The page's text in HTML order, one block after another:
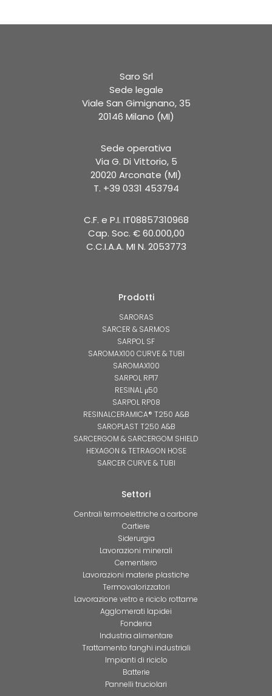
Saro Srl
Sede legale
Viale San Gimignano, 35
20146 Milano (MI)
Sede operativa
Via G. Di Vittorio, 5
20020 Arconate (MI)
T. +39 0331 453794
C.F. e P.I. IT08857310968
Cap. Soc. € 60.000,00
C.C.I.A.A. MI N. 2053773
Prodotti
SARORAS
SARCER & SARMOS
SARPOL SF
SAROMAX100 CURVE & TUBI
SAROMAX100
SARPOL RP17
RESINAL μ50
SARPOL RP08
RESINALCERAMICA® T250 A&B
SAROPLAST T250 A&B
SARCERGOM & SARCERGOM SHIELD
HEXAGON & TETRAGON HOSE
SARCER CURVE & TUBI
Settori
Centrali termoelettriche a carbone
Cartiere
Siderurgia
Lavorazioni minerali
Cementiero
Lavorazioni materie plastiche
Termovalorizzatori
Lavorazione vetro e riciclo rottame
Agglomerati lapidei
Fonderia
Industria alimentare
Trattamento fanghi industriali
Impianti di riciclo
Batterie
Pannelli truciolari